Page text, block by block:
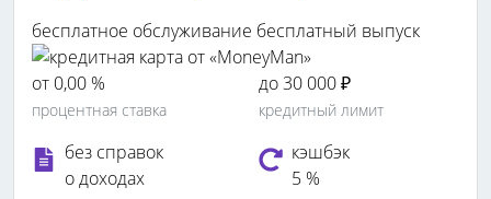
бесплатное обслуживание бесплатный выпуск
от 0,00 %
процентная ставка
до 30 000 ₽
кредитный лимит
без справок
о доходах
кэшбэк
5 %